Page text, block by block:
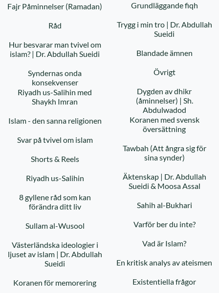
Grundläggande fiqh
Fajr Påminnelser (Ramadan)
Trygg i min tro | Dr. Abdullah
Sueidi
Råd
Hur besvarar man tvivel om
islam? | Dr. Abdullah Sueidi
Blandade ämnen
Övrigt
Syndernas onda
konsekvenser
Dygden av dhikr
(åminnelser) | Sh.
Abdulwadod
Riyadh us-Salihin med
Shaykh Imran
Koranen med svensk
översättning
Islam - den sanna religionen
Svar på tvivel om islam
Tawbah (Att ångra sig för
sina synder)
Shorts & Reels
Äktenskap | Dr. Abdullah
Sueidi & Moosa Assal
Riyadh us-Salihin
8 gyllene råd som kan
förändra ditt liv
Sahih al-Bukhari
Varför ber du inte?
Sullam al-Wusool
Vad är Islam?
Västerländska ideologier i
ljuset av islam | Dr. Abdullah
Sueidi
En kritisk analys av ateismen
Existentiella frågor
Koranen för memorering